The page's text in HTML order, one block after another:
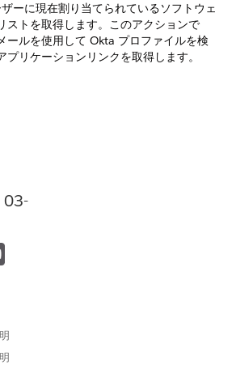
ーに現在割り当てられているソフトウェ
ストを取得します。このアクションで
ールを使用して Okta プロファイルを検
リケーションリンクを取得します。
: AI Agents for Employees アドオン
ションの